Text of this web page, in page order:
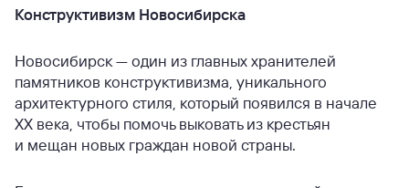
Конструктивизм Новосибирска
Новосибирск — один из главных хранителей
памятников конструктивизма, уникального
архитектурного стиля, который появился в начале
XX века, чтобы помочь выковать из крестьян
и мещан новых граждан новой страны.